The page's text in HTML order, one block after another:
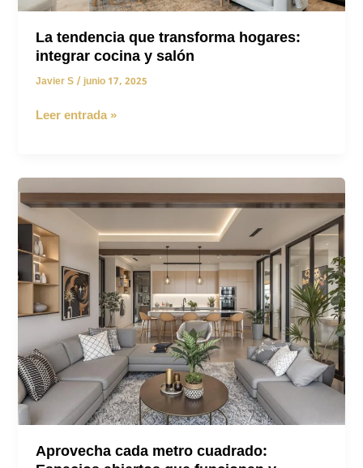
La tendencia que transforma hogares:
integrar cocina y salón
Javier S/junio 17, 2025
La
transforma
hogares:
integrar
cocina
y
salón
Leer entrada »
Aprovecha cada metro cuadrado: